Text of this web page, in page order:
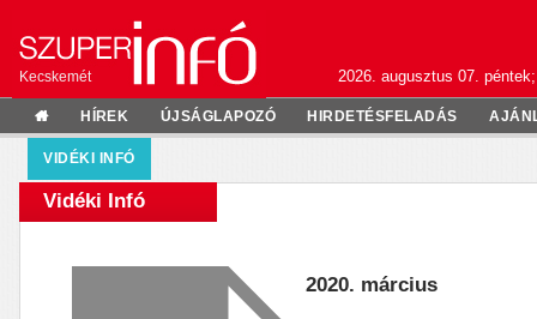
Kecskemét 2026. augusztus 07.
HÍREK ÚJSÁGLAPOZÓ HIRDETÉSFELADÁS
VIDÉKI INFÓ
Vidéki Infó
2020. március